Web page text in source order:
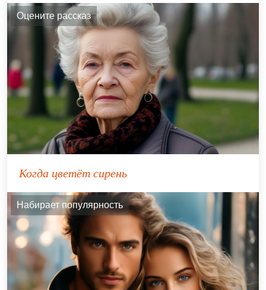
Оцените рассказ
Когда цветёт сирень
Набирает популярность